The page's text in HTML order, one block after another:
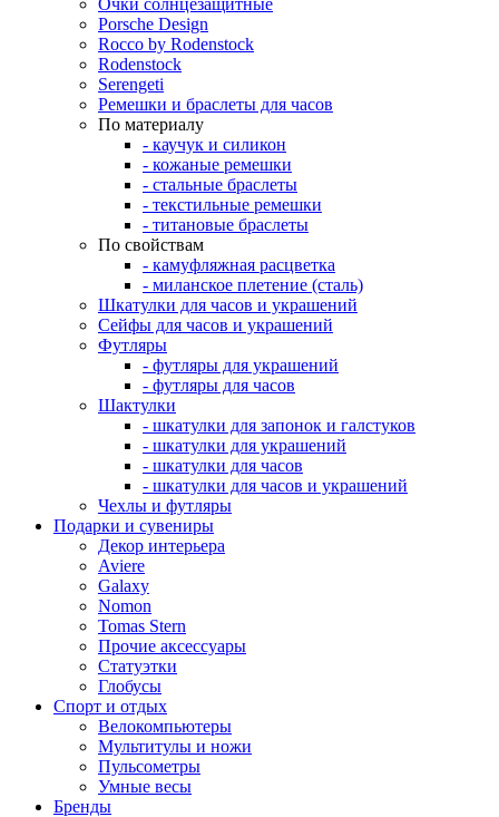
Очки солнцезащитные
Porsche Design
Rocco by Rodenstock
Rodenstock
Serengeti
Ремешки и браслеты для часов
По материалу
- каучук и силикон
- кожаные ремешки
- стальные браслеты
- текстильные ремешки
- титановые браслеты
По свойствам
- камуфляжная расцветка
- миланское плетение (сталь)
Шкатулки для часов и украшений
Сейфы для часов и украшений
Футляры
- футляры для украшений
- футляры для часов
Шактулки
- шкатулки для запонок и галстуков
- шкатулки для украшений
- шкатулки для часов
- шкатулки для часов и украшений
Чехлы и футляры
Подарки и сувениры
Декор интерьера
Aviere
Galaxy
Nomon
Tomas Stern
Прочие аксессуары
Статуэтки
Глобусы
Спорт и отдых
Велокомпьютеры
Мультитулы и ножи
Пульсометры
Умные весы
Бренды